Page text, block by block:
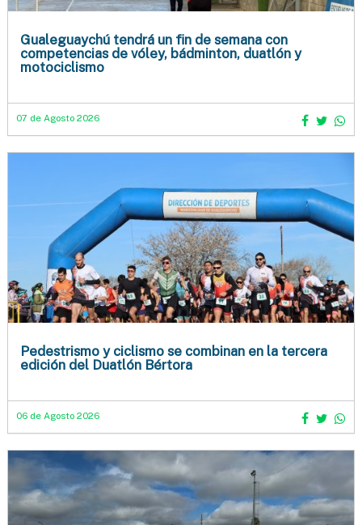
Gualeguaychú tendrá un fin de semana con
competencias de vóley, bádminton, duatlón y
motociclismo
07 de Agosto 2026
Pedestrismo y ciclismo se combinan en la tercera
edición del Duatlón Bértora
06 de Agosto 2026